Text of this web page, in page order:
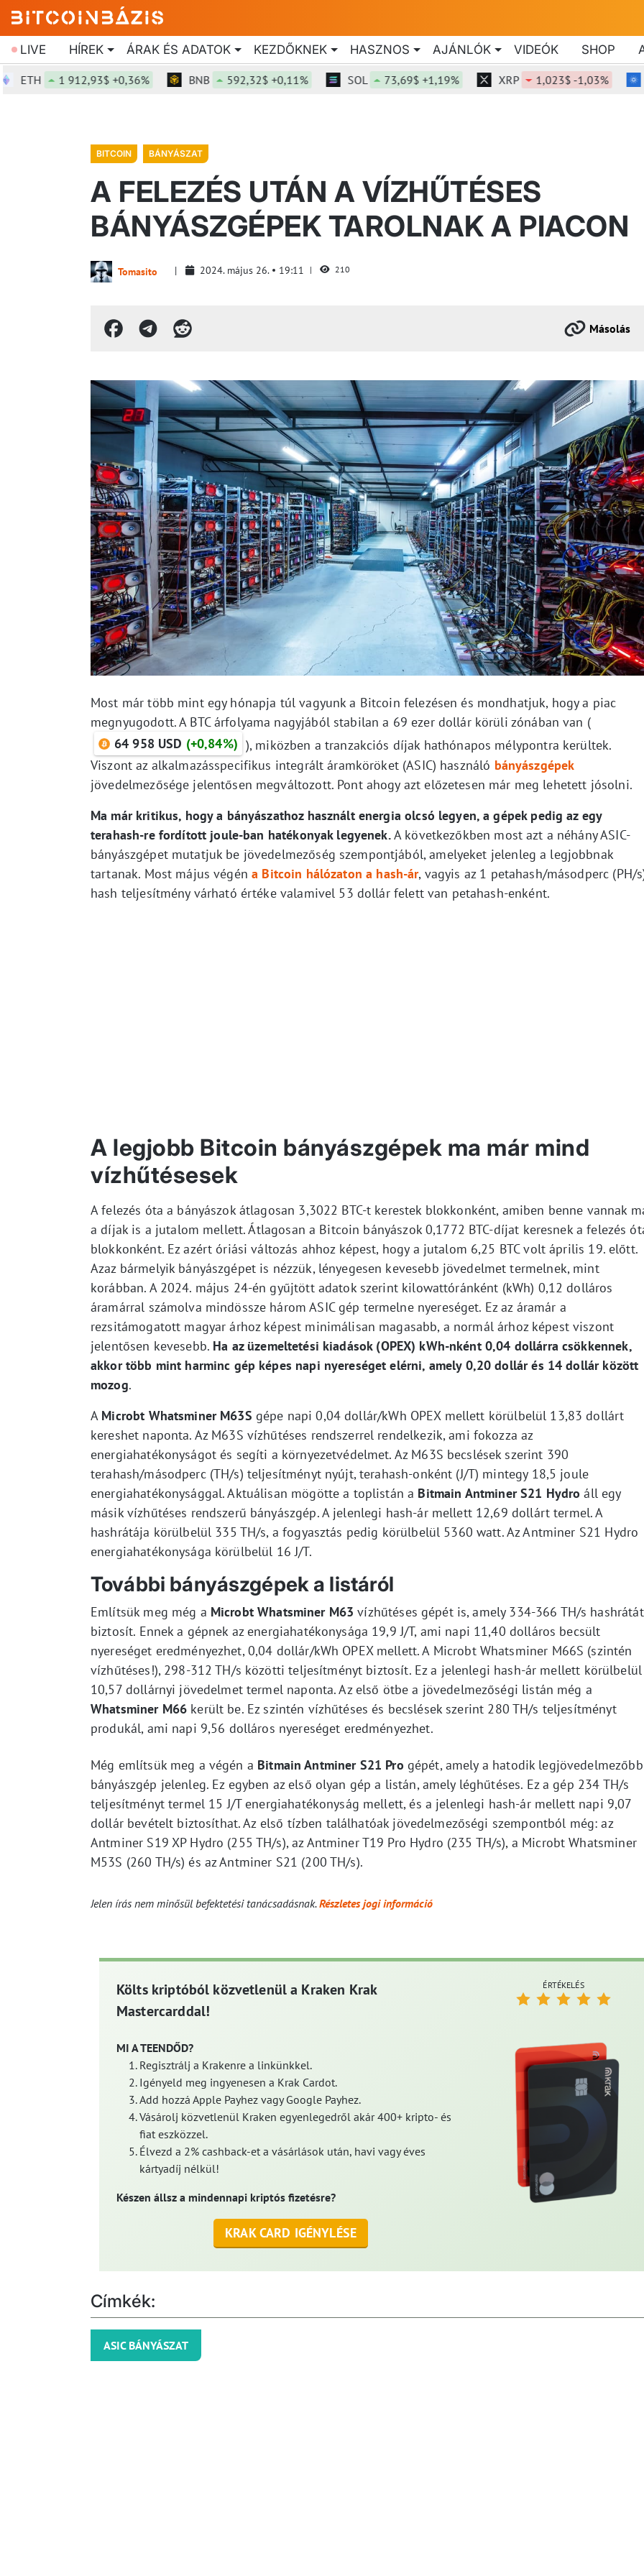
LIVE HÍREK ÁRAK ÉS ADATOK KEZDŐKNEK HASZNOS AJÁNLÓK VIDEÓK SHOP
1 912,93$ +0,36% BNB 592,32$ +0,11% SOL 73,69$ +1,19% XRP 1,023$ -1,03% ADA
BITCOIN BÁNYÁSZAT
A FELEZÉS UTÁN A VÍZHŰTÉSES
BÁNYÁSZGÉPEK TAROLNAK A PIACON
Tomasito 2024. május 26. 19:11 210
Másolás
Most már több mint egy hónapja túl vagyunk a Bitcoin felezésen és mondhatjuk, hogy a piac
megnyugodott. A BTC árfolyama nagyjából stabilan a 69 ezer dollár körüli zónában van (
64 958 USD (+0,84%) ), miközben a tranzakciós díjak hathónapos mélypontra kerültek.
Viszont az alkalmazásspecifikus integrált áramköröket (ASIC) használó bányászgépek
jövedelmezősége jelentősen megváltozott. Pont ahogy azt előzetesen már meg lehetett jósolni.
Ma már kritikus, hogy a bányászathoz használt energia olcsó legyen, a gépek pedig az egy
terahash-re fordított joule-ban hatékonyak legyenek.A következőkben most azt a néhány ASIC-
bányászgépet mutatjuk be jövedelmezőség szempontjából, amelyeket jelenleg a legjobbnak
tartanak. Most május végéna Bitcoin hálózaton a hash-ár, vagyis az 1 petahash/másodperc (PH/
hash teljesítmény várható értéke valamivel 53 dollár felett van petahash-enként.
A legjobb Bitcoin bányászgépek ma már mind
vízhűtésesek
A felezés óta a bányászok átlagosan 3,3022 BTC-t kerestek blokkonként, amiben benne vannak
a díjak is a jutalom mellett. Átlagosan a Bitcoin bányászok 0,1772 BTC-díjat keresnek a felezés
blokkonként. Ez azért óriási változás ahhoz képest, hogy a jutalom 6,25 BTC volt április 19. előtt.
Azaz bármelyik bányászgépet is nézzük, lényegesen kevesebb jövedelmet termelnek, mint
korábban. A 2024. május 24-én gyűjtött adatok szerint kilowattóránként (kWh) 0,12 dolláros
áramárral számolva mindössze három ASIC gép termelne nyereséget. Ez az áramár a
rezsitámogatott magyar árhoz képest minimálisan magasabb, a normál árhoz képest viszont
jelentősen kevesebb. Ha az üzemeltetési kiadások (OPEX) kWh-nként 0,04 dollárra csökkennek,
akkor több mint harminc gép képes napi nyereséget elérni, amely 0,20 dollár és 14 dollár között
mozog.
A Microbt Whatsminer M63S gépe napi 0,04 dollár/kWh OPEX mellett körülbelül 13,83 dollárt
kereshet naponta. Az M63S vízhűtéses rendszerrel rendelkezik, ami fokozza az
energiahatékonyságot és segíti a környezetvédelmet. Az M63S becslések szerint 390
terahash/másodperc (TH/s) teljesítményt nyújt, terahash-onként (J/T) mintegy 18,5 joule
energiahatékonysággal. Aktuálisan mögötte a toplistán a Bitmain Antminer S21 Hydro áll egy
másik vízhűtéses rendszerű bányászgép. A jelenlegi hash-ár mellett 12,69 dollárt termel. A
hashrátája körülbelül 335 TH/s, a fogyasztás pedig körülbelül 5360 watt. Az Antminer S21 Hydro
energiahatékonysága körülbelül 16 J/T.
További bányászgépek a listáról
Említsük meg még a Microbt Whatsminer M63 vízhűtéses gépét is, amely 334-366 TH/s hashrátát
biztosít. Ennek a gépnek az energiahatékonysága 19,9 J/T, ami napi 11,40 dolláros becsült
nyereséget eredményezhet, 0,04 dollár/kWh OPEX mellett. A Microbt Whatsminer M66S (szintén
vízhűtéses!), 298-312 TH/s közötti teljesítményt biztosít. Ez a jelenlegi hash-ár mellett körülbelül
10,57 dollárnyi jövedelmet termel naponta. Az első ötbe a jövedelmezőségi listán még a
Whatsminer M66 került be. Ez szintén vízhűtéses és becslések szerint 280 TH/s teljesítményt
produkál, ami napi 9,56 dolláros nyereséget eredményezhet.
Még említsük meg a végén a Bitmain Antminer S21 Pro gépét, amely a hatodik legjövedelmezőbb
bányászgép jelenleg. Ez egyben az első olyan gép a listán, amely léghűtéses. Ez a gép 234 TH/s
teljesítményt termel 15 J/T energiahatékonyság mellett, és a jelenlegi hash-ár mellett napi 9,07
dollár bevételt biztosíthat. Az első tízben találhatóak jövedelmezőségi szempontból még: az
Antminer S19 XP Hydro (255 TH/s), az Antminer T19 Pro Hydro (235 TH/s), a Microbt Whatsminer
M53S (260 TH/s) és az Antminer S21 (200 TH/s).
Jelen írás nem minősül befektetési tanácsadásnak.Részletes jogi információ
Költs kriptóból közvetlenül a Kraken Krak
Mastercarddal!
MI A TEENDŐD?
Regisztrálj a Krakenre a linkünkkel.
Igényeld meg ingyenesen a Krak Cardot.
Add hozzá Apple Payhez vagy Google Payhez.
Vásárolj közvetlenül Kraken egyenlegedről akár 400+ kripto- és
fiat eszközzel.
Élvezd a 2% cashback-et a vásárlások után, havi vagy éves
kártyadíj nélkül!
Készen állsz a mindennapi kriptós fizetésre?
KRAK CARD IGÉNYLÉSE
ÉRTÉKELÉS
Címkék:
ASIC BÁNYÁSZAT